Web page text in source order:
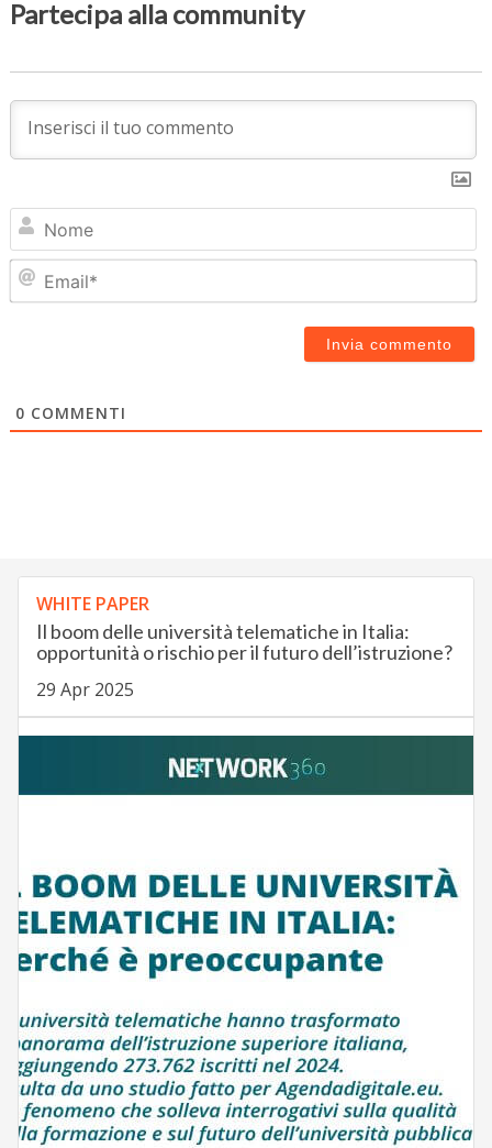
Partecipa alla community
0 COMMENTI
WHITE PAPER
Il boom delle università telematiche in Italia:
opportunità o rischio per il futuro dell’istruzione?
29 Apr 2025